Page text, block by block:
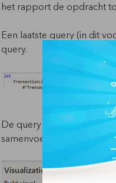
het rapport de opdracht
Een laatste query (in dit
query.
De query “
samenvoeging van